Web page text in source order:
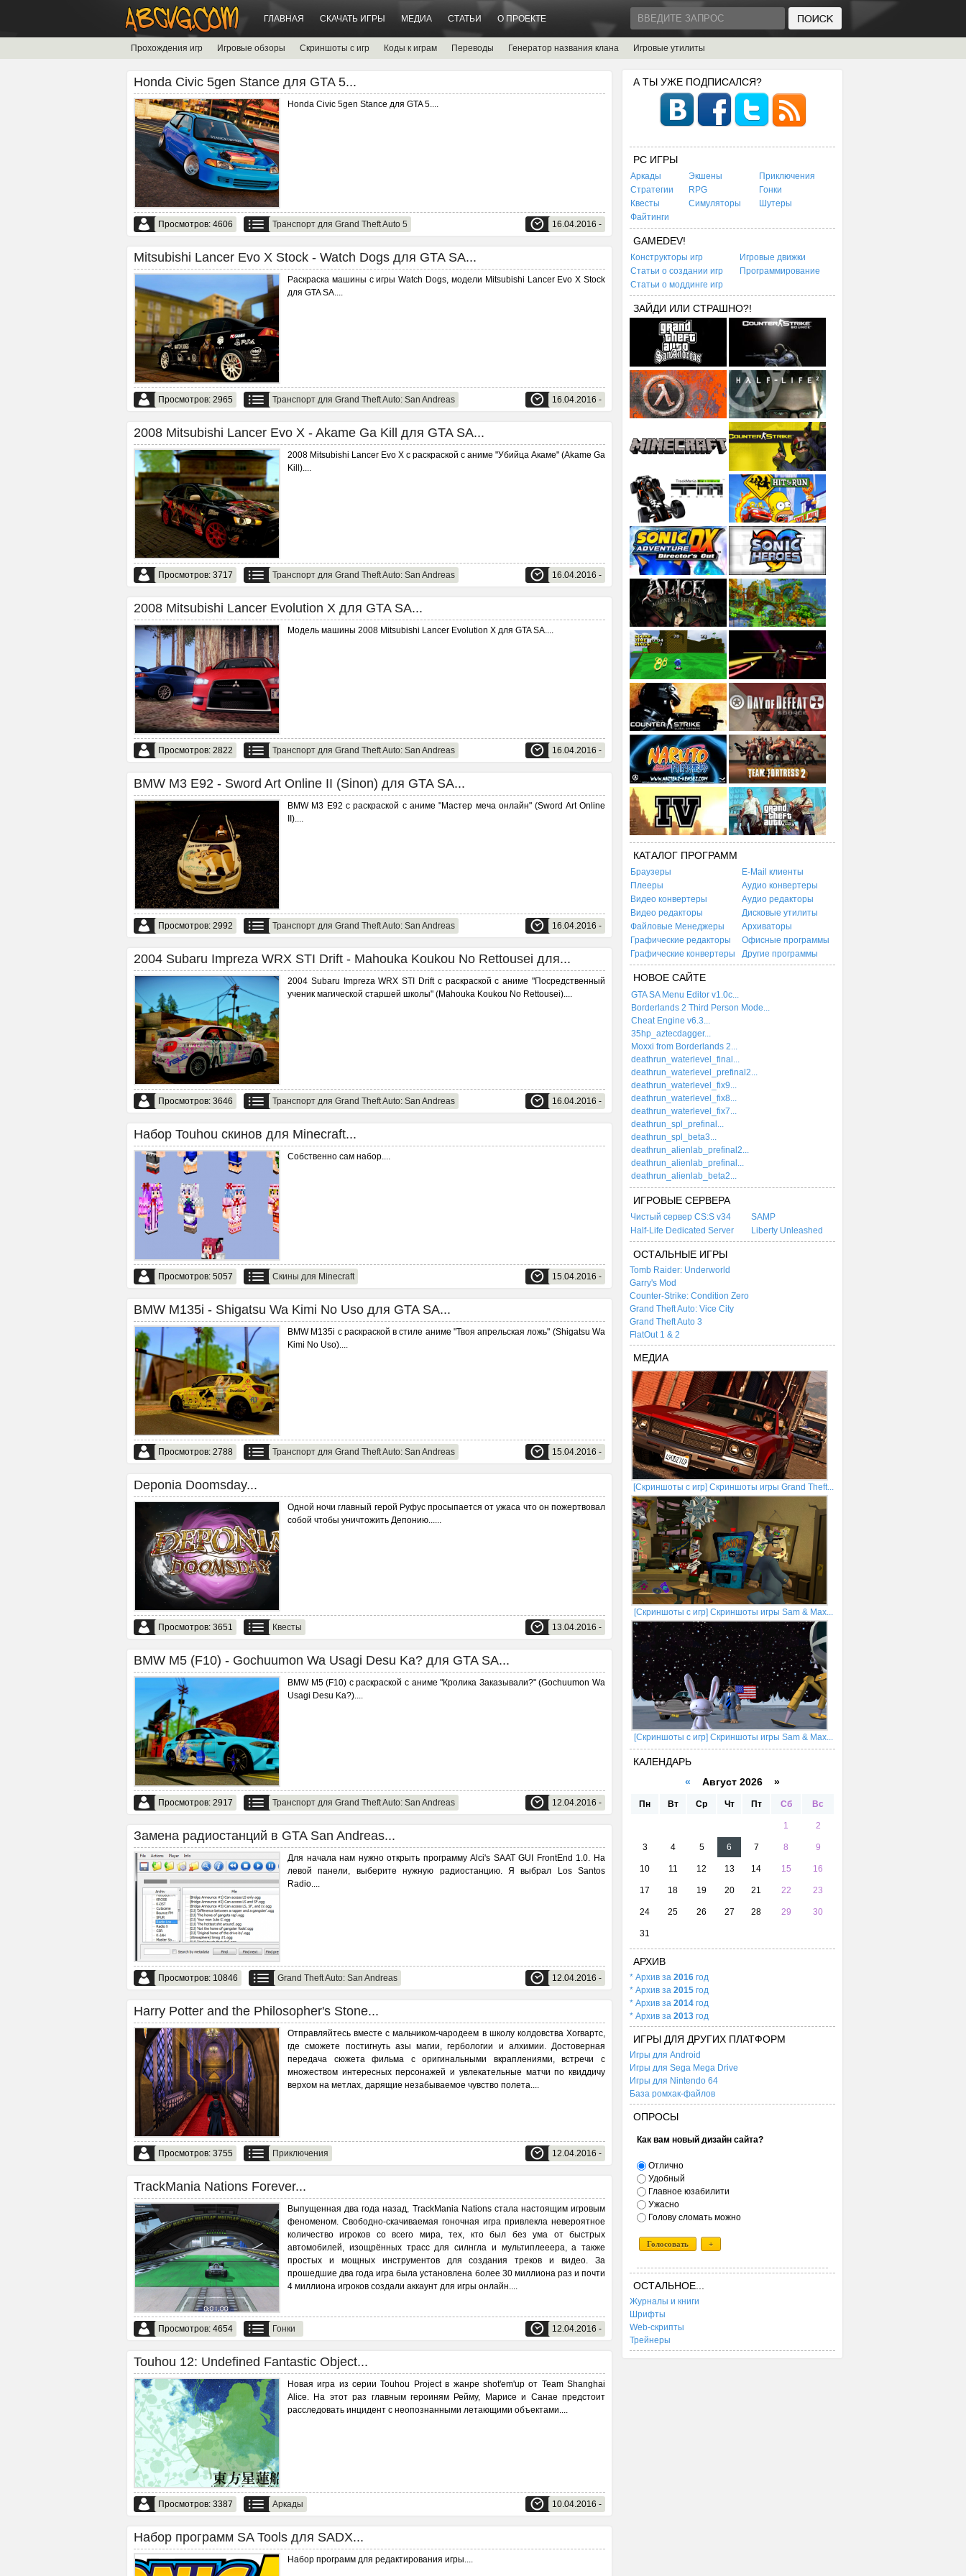
ГЛАВНАЯ СКАЧАТЬ ИГРЫ МЕДИА СТАТЬИ О ПРОЕКТЕ
Прохождения игр Игровые обзоры Скриншоты с игр Коды к играм Переводы Генератор названия клана Игровые утилиты
Honda Civic 5gen Stance для GTA 5...
Honda Civic 5gen Stance для GTA 5....
Просмотров: 4606 Транспорт для Grand Theft Auto 5 16.04.2016 -
Mitsubishi Lancer Evo X Stock - Watch Dogs для GTA SA...
Раскраска машины с игры Watch Dogs, модели Mitsubishi Lancer Evo X Stock
для GTA SA....
Просмотров: 2965 Транспорт для Grand Theft Auto: San Andreas 16.04.2016 -
2008 Mitsubishi Lancer Evo X - Akame Ga Kill для GTA SA...
2008 Mitsubishi Lancer Evo X с раскраской с аниме "Убийца Акаме" (Akame Ga
Kill)....
Просмотров: 3717 Транспорт для Grand Theft Auto: San Andreas 16.04.2016 -
2008 Mitsubishi Lancer Evolution X для GTA SA...
Модель машины 2008 Mitsubishi Lancer Evolution X для GTA SA....
Просмотров: 2822 Транспорт для Grand Theft Auto: San Andreas 16.04.2016 -
BMW M3 E92 - Sword Art Online II (Sinon) для GTA SA...
BMW M3 E92 с раскраской с аниме "Мастер меча онлайн" (Sword Art Online
II)....
Просмотров: 2992 Транспорт для Grand Theft Auto: San Andreas 16.04.2016 -
2004 Subaru Impreza WRX STI Drift - Mahouka Koukou No Rettousei для...
2004 Subaru Impreza WRX STI Drift с раскраской с аниме "Посредственный
ученик магической старшей школы" (Mahouka Koukou No Rettousei)....
Просмотров: 3646 Транспорт для Grand Theft Auto: San Andreas 16.04.2016 -
Набор Touhou скинов для Minecraft...
Собственно сам набор....
Просмотров: 5057 Скины для Minecraft 15.04.2016 -
BMW M135i - Shigatsu Wa Kimi No Uso для GTA SA...
BMW M135i с раскраской в стиле аниме "Твоя апрельская ложь" (Shigatsu Wa
Kimi No Uso)....
Просмотров: 2788 Транспорт для Grand Theft Auto: San Andreas 15.04.2016 -
Deponia Doomsday...
Одной ночи главный герой Руфус просыпается от ужаса что он пожертвовал
собой чтобы уничтожить Депонию......
Просмотров: 3651 Квесты 13.04.2016 -
BMW M5 (F10) - Gochuumon Wa Usagi Desu Ka? для GTA SA...
BMW M5 (F10) с раскраской с аниме "Кролика Заказывали?" (Gochuumon Wa
Usagi Desu Ka?)....
Просмотров: 2917 Транспорт для Grand Theft Auto: San Andreas 12.04.2016 -
Замена радиостанций в GTA San Andreas...
Для начала нам нужно открыть программу Alci's SAAT GUI FrontEnd 1.0. На
левой панели, выберите нужную радиостанцию. Я выбрал Los Santos
Radio....
Просмотров: 10846 Grand Theft Auto: San Andreas 12.04.2016 -
Harry Potter and the Philosopher's Stone...
Отправляйтесь вместе с мальчиком-чародеем в школу колдовства Хогвартс,
где сможете постигнуть азы магии, гербологии и алхимии. Достоверная
передача сюжета фильма с оригинальными вкраплениями, встречи с
множеством интересных персонажей и увлекательные матчи по квиддичу
верхом на метлах, дарящие незабываемое чувство полета....
Просмотров: 3755 Приключения 12.04.2016 -
TrackMania Nations Forever...
Выпущенная два года назад, TrackMania Nations стала настоящим игровым
феноменом. Свободно-скачиваемая гоночная игра привлекла невероятное
количество игроков со всего мира, тех, кто был без ума от быстрых
автомобилей, изощрённых трасс для силнгла и мультиплееера, а также
простых и мощных инструментов для создания треков и видео. За
прошедшие два года игра была установлена более 30 миллиона раз и почти
4 миллиона игроков создали аккаунт для игры онлайн....
Просмотров: 4654 Гонки 12.04.2016 -
Touhou 12: Undefined Fantastic Object...
Новая игра из серии Touhou Project в жанре shot'em'up от Team Shanghai
Alice. На этот раз главным героиням Рейму, Марисе и Санае предстоит
расследовать инцидент с неопознанными летающими объектами....
Просмотров: 3387 Аркады 10.04.2016 -
Набор программ SA Tools для SADX...
Набор программ для редактирования игры....
А ТЫ УЖЕ ПОДПИСАЛСЯ?
PC ИГРЫ
Аркады Экшены
Приключения
Стратегии
RPG
Гонки
Квесты
Симуляторы
Шутеры
Файтинги
GAMEDEV!
Конструкторы игр
Игровые движки
Статьи о создании игр
Программирование
Статьи о моддинге игр
ЗАЙДИ ИЛИ СТРАШНО?!
КАТАЛОГ ПРОГРАММ
Браузеры
E-Mail клиенты
Плееры
Аудио конвертеры
Видео конвертеры
Аудио редакторы
Видео редакторы
Дисковые утилиты
Файловые Менеджеры
Архиваторы
Графические редакторы
Офисные программы
Графические конвертеры
Другие программы
НОВОЕ САЙТЕ
GTA SA Menu Editor v1.0c...
Borderlands 2 Third Person Mode...
Cheat Engine v6.3...
35hp_aztecdagger...
Moxxi from Borderlands 2...
deathrun_waterlevel_final...
deathrun_waterlevel_prefinal2...
deathrun_waterlevel_fix9...
deathrun_waterlevel_fix8...
deathrun_waterlevel_fix7...
deathrun_spl_prefinal...
deathrun_spl_beta3...
deathrun_alienlab_prefinal2...
deathrun_alienlab_prefinal...
deathrun_alienlab_beta2...
ИГРОВЫЕ СЕРВЕРА
Чистый сервер CS:S v34
SAMP
Half-Life Dedicated Server
Liberty Unleashed
ОСТАЛЬНЫЕ ИГРЫ
Tomb Raider: Underworld
Garry's Mod
Counter-Strike: Condition Zero
Grand Theft Auto: Vice City
Grand Theft Auto 3
FlatOut 1 & 2
МЕДИА
[Скриншоты с игр] Скриншоты игры Grand Theft...
[Скриншоты с игр] Скриншоты игры Sam & Max...
[Скриншоты с игр] Скриншоты игры Sam & Max...
КАЛЕНДАРЬ
« Август 2026 »
Пн Вт Ср Чт Пт Сб Вс
1 2
3 4 5 6 7 8 9
10 11 12 13 14 15 16
17 18 19 20 21 22 23
24 25 26 27 28 29 30
31
АРХИВ
* Архив за 2016 год
* Архив за 2015 год
* Архив за 2014 год
* Архив за 2013 год
ИГРЫ ДЛЯ ДРУГИХ ПЛАТФОРМ
Игры для Android
Игры для Sega Mega Drive
Игры для Nintendo 64
База ромхак-файлов
ОПРОСЫ
Как вам новый дизайн сайта?
Отлично
Удобный
Главное юзабилити
Ужасно
Голову сломать можно
Голосовать +
ОСТАЛЬНОЕ...
Журналы и книги
Шрифты
Web-скрипты
Трейнеры